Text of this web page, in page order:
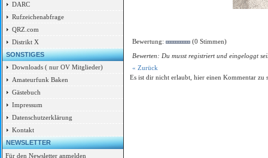
DARC
Rufzeichenabfrage
QRZ.com
Distrikt X
SONSTIGES
Downloads ( nur OV Mitglieder)
Amateurfunk Baken
Gästebuch
Impressum
Datenschutzerklärung
Kontakt
NEWSLETTER
Für den Newsletter anmelden
Bewertung:
(0 Stimmen)
Bewerten: Du musst registriert und eingeloggt
« Zurück
Es ist dir nicht erlaubt, hier einen Kommentar zu